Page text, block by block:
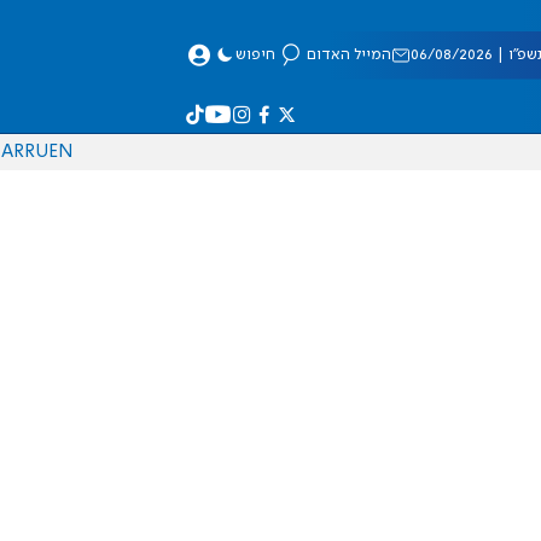
08/2026 המייל האדום חיפוש
EN
RU
AR